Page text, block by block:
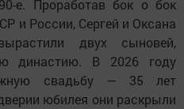
е. Проработав бок о бок
и России, Сергей и Оксана
двух сыновей,
династию. В 2026 году
свадьбу — 35 лет
юбилея они раскрыли